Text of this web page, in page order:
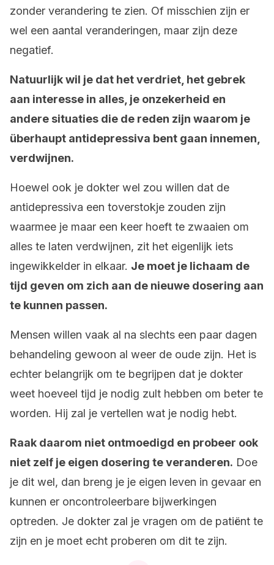
zonder verandering te zien. Of misschien zijn er
wel een aantal veranderingen, maar zijn deze
negatief.
Natuurlijk wil je dat het verdriet, het gebrek
aan interesse in alles, je onzekerheid en
andere situaties die de reden zijn waarom je
überhaupt antidepressiva bent gaan innemen,
verdwijnen.
Hoewel ook je dokter wel zou willen dat de
antidepressiva een toverstokje zouden zijn
waarmee je maar een keer hoeft te zwaaien om
alles te laten verdwijnen, zit het eigenlijk iets
ingewikkelder in elkaar. Je moet je lichaam de
tijd geven om zich aan de nieuwe dosering aan
te kunnen passen.
Mensen willen vaak al na slechts een paar dagen
behandeling gewoon al weer de oude zijn. Het is
echter belangrijk om te begrijpen dat je dokter
weet hoeveel tijd je nodig zult hebben om beter te
worden. Hij zal je vertellen wat je nodig hebt.
Raak daarom niet ontmoedigd en probeer ook
niet zelf je eigen dosering te veranderen. Doe
je dit wel, dan breng je je eigen leven in gevaar en
kunnen er oncontroleerbare bijwerkingen
optreden. Je dokter zal je vragen om de patiënt te
zijn en je moet echt proberen om dit te zijn.